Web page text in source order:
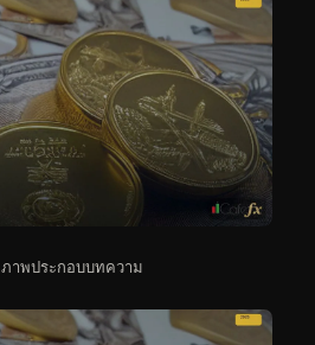
ภาพประกอบบทความ